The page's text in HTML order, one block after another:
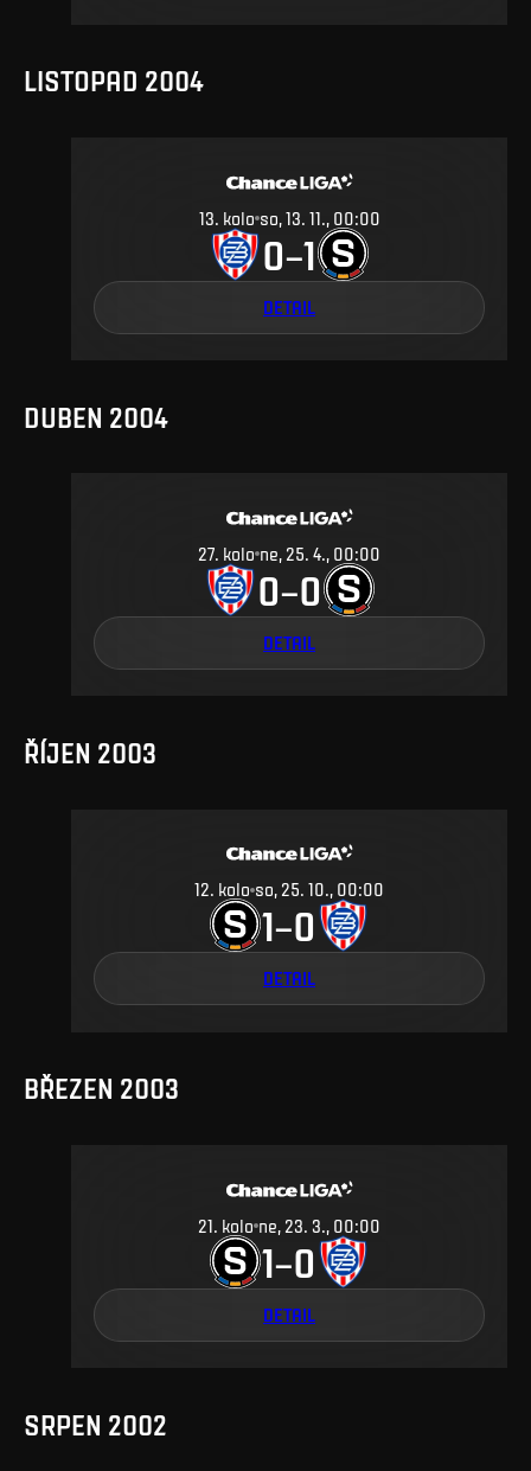
LISTOPAD 2004
13 kolo so, 13. 11., 00:00
0–1
DETAIL
DUBEN 2004
27. kolo ne, 25. 4., 00:00
0–0
DETAIL
ŘÍJEN 2003
12. kolo so, 25. 10., 00:00
1–0
DETAIL
BŘEZEN 2003
21 kolo ne, 23. 3., 00:00
1–0
DETAIL
SRPEN 2002